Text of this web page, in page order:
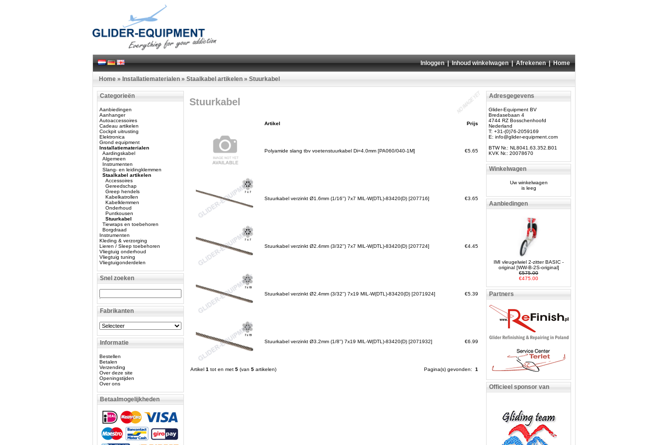
Inloggen|Inhoud winkelwagen|Afrekenen|Home
Home » Installatiematerialen » Staalkabel artikelen » Stuurkabel
Categorieën
Aanbiedingen
Aanhanger
Autoaccessoires
Cadeau artikelen
Cockpit uitrusting
Elektronica
Grond equipment
Installatiematerialen
Aardingskabel
Algemeen
Instrumenten
Slang- en leidingklemmen
Staalkabel artikelen
Accessoires
Gereedschap
Greep hendels
Kabelkatrollen
Kabelklemmen
Onderhoud
Puntkousen
Stuurkabel
Tiewraps en toebehoren
Borgdraad
Instrumenten
Kleding & verzorging
Lieren / Sleep toebehoren
Vliegtuig onderhoud
Vliegtuig tuning
Vliegtuigonderdelen
Snel zoeken
Fabrikanten
Informatie
Bestellen
Betalen
Verzending
Over deze site
Openingstijden
Over ons
Betaalmogelijkheden
Stuurkabel
Artikel Prijs
Polyamide slang tbv voetenstuurkabel Di=4.0mm [PA060/040-1M] €5.65
Stuurkabel verzinkt Ø1.6mm (1/16'') 7x7 MIL-W(DTL)-83420(D) [207716] €3.65
Stuurkabel verzinkt Ø2.4mm (3/32'') 7x7 MIL-W(DTL)-83420(D) [207724] €4.45
Stuurkabel verzinkt Ø2.4mm (3/32'') 7x19 MIL-W(DTL)-83420(D) [2071924] €5.39
Stuurkabel verzinkt Ø3.2mm (1/8'') 7x19 MIL-W(DTL)-83420(D) [2071932] €6.99
Artikel 1 tot en met 5 (van 5 artikelen) Pagina(s) gevonden: 1
Adresgegevens
Glider-Equipment BV
Bredasebaan 4
4744 RZ Bosschenhoofd
Nederland
T: +31-(0)76-2059169
E: info@glider-equipment.com
BTW Nr.: NL8041.63.352.B01
KVK Nr.: 20078670
Winkelwagen
Uw winkelwagen
is leeg
Aanbiedingen
IMI vleugelwiel 2-zitter BASIC -
original [WW-B-2S-original]
€575.00
€475.00
Partners
Officieel sponsor van